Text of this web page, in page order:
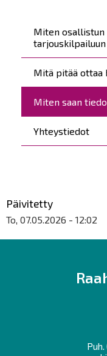
Päävalikko
Miten osallistun
tarjouskilpailuun
Mitä pitää ottaa
Miten saan
Yhteystiedot
Päivitetty
To, 07.05.2026 - 12:02
Puh.